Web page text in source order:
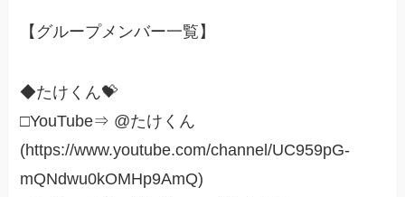
【グループメンバー一覧】
◆たけくん💝
□YouTube⇒ @たけくん
(https://www.youtube.com/channel/UC959pG-
mQNdwu0kOMHp9AmQ)